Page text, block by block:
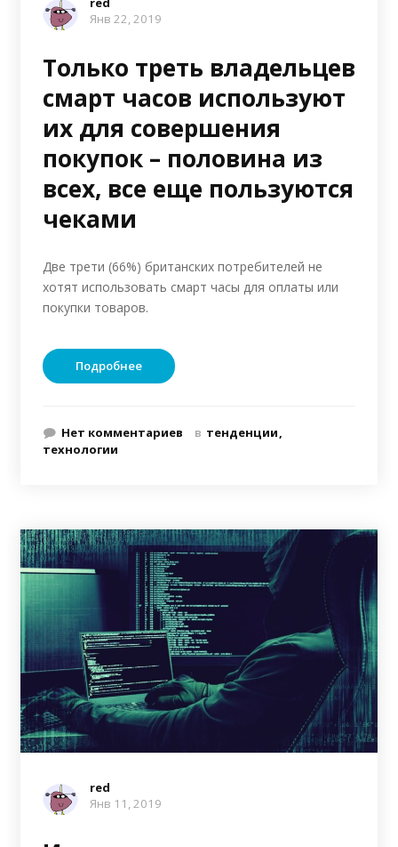
Янв 22, 2019
Только треть владельцев
смарт часов используют
их для совершения
покупок – половина из
всех, все еще пользуются
чеками
Две трети (66%) британских потребителей не
хотят использовать смарт часы для оплаты или
покупки товаров.
Подробнее
Нет комментариев в тенденции
технологии
red
Янв 11, 2019